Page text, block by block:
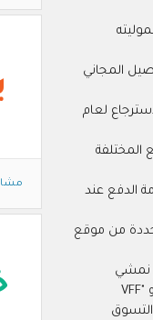
المجاني
لعام
الدفع عند
من موقع
نمشي
هذه: "OM7" و "OM19" و "VFF